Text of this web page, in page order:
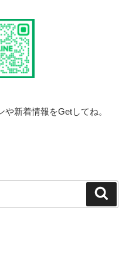
新着情報をGetしてね。